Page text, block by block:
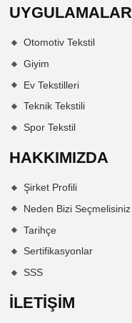
UYGULAMALAR
Otomotiv Tekstil
Giyim
Ev Tekstilleri
Teknik Tekstili
Spor Tekstil
HAKKIMIZDA
Şirket Profili
Neden Bizi Seçmelisiniz
Tarihçe
Sertifikasyonlar
SSS
İLETIŞIM